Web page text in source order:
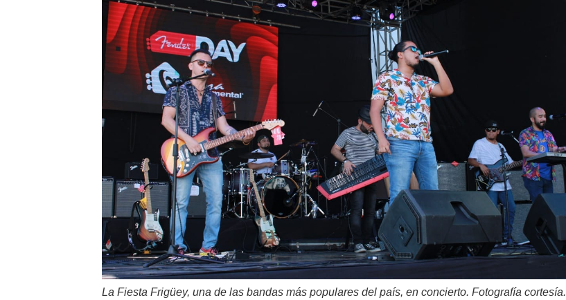
La Fiesta Frigüey, una de las bandas más populares del país, en concierto. Fotografía cortesía.